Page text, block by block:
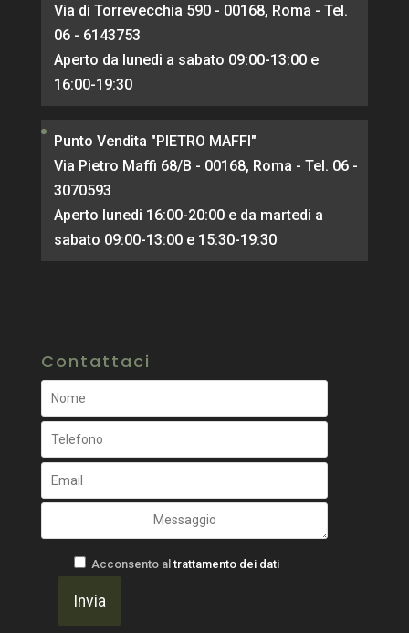
Via di Torrevecchia 590 - 00168, Roma - Tel.
06 - 6143753
Aperto da lunedi a sabato 09:00-13:00 e
16:00-19:30
Punto Vendita "PIETRO MAFFI"
Via Pietro Maffi 68/B - 00168, Roma - Tel. 06 -
3070593
Aperto lunedi 16:00-20:00 e da martedi a
sabato 09:00-13:00 e 15:30-19:30
Contattaci
Acconsento al trattamento dei dati